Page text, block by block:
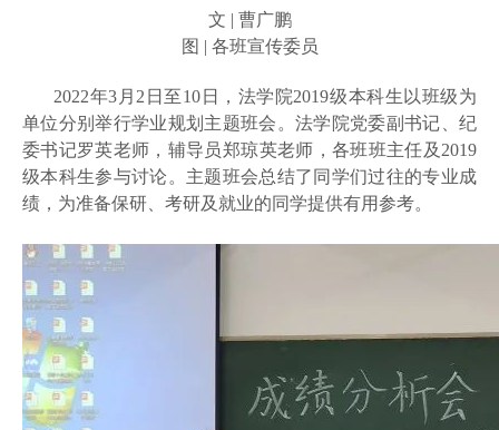
文 | 曹广鹏
图 | 各班宣传委员
2022年3月2日至10日，法学院2019级本科生以班级为
单位分别举行学业规划主题班会。法学院党委副书记、纪
委书记罗英老师，辅导员郑琼英老师，各班班主任及2019
级本科生参与讨论。主题班会总结了同学们过往的专业成
绩，为准备保研、考研及就业的同学提供有用参考。